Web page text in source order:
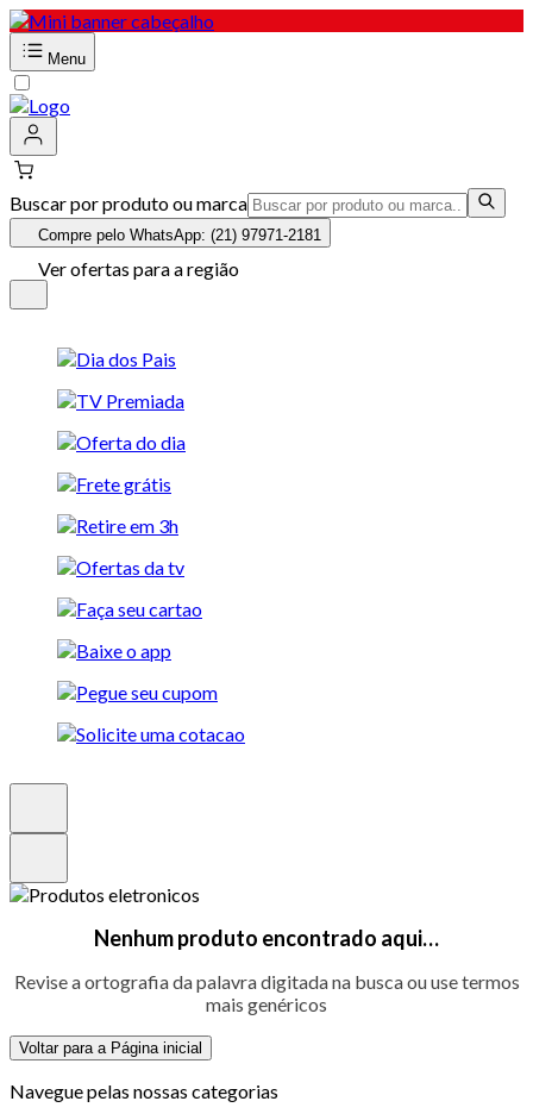
Menu
Buscar por produto ou marca
Compre pelo WhatsApp: (21) 97971-2181
Ver ofertas para a região
Nenhum produto encontrado aqui…
Revise a ortografia da palavra digitada na busca ou use termos
mais genéricos
Voltar para a Página inicial
Navegue pelas nossas categorias